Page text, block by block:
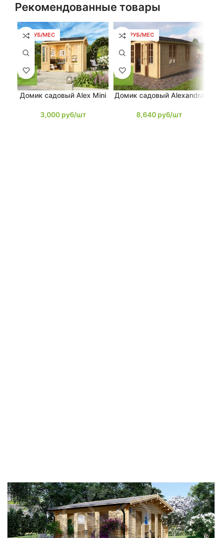
Рекомендованные товары
57 РУБ/МЕС
Домик садовый Alex Mini
3,000 руб/шт
164 РУБ/МЕС
Домик садовый Alexandra
8,640 руб/шт